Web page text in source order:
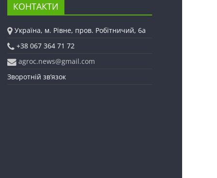
КОНТАКТИ
Україна, м. Рівне, пров. Робітничий, 6а
+38 067 364 71 72
agroc.news@gmail.com
Зворотній зв’язок